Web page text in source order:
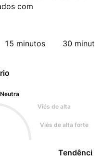
com
15 minutos 30
Viés de alta
Viés de alta forte
Tendência